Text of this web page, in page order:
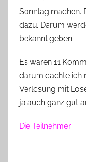
Sonntag machen.
dazu. Darum
bekannt geben.
Es waren 11
darum dachte ich
Verlosung mit
ja auch ganz gut
Die Teilnehmer: